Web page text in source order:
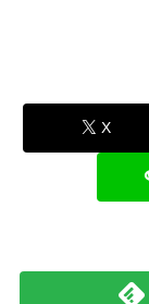
X